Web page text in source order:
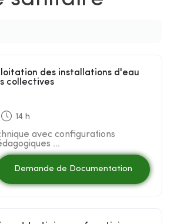
collectives
14 h
avec configurations
...
Demande de Documentation